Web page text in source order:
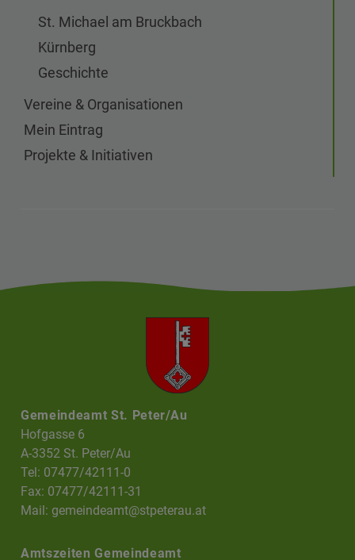
St. Michael am Bruckbach
Kürnberg
Geschichte
Vereine & Organisationen
Mein Eintrag
Projekte & Initiativen
Gemeindeamt St. Peter/Au
Hofgasse 6
A-3352 St. Peter/Au
Tel: 07477/42111-0
Fax: 07477/42111-31
Mail:gemeindeamt@stpeterau.at
Amtszeiten Gemeindeamt